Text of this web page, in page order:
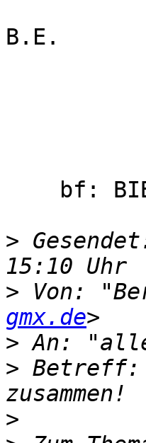
B.E.
>
> Von:
gmx.de
> An:
> Betreff:
>